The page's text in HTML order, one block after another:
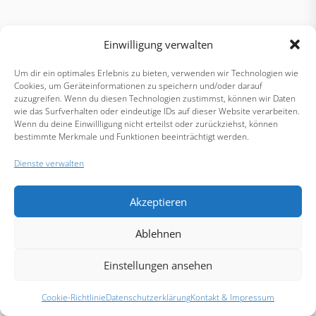
Einwilligung verwalten
Um dir ein optimales Erlebnis zu bieten, verwenden wir Technologien wie
Cookies, um Geräteinformationen zu speichern und/oder darauf
zuzugreifen. Wenn du diesen Technologien zustimmst, können wir Daten
wie das Surfverhalten oder eindeutige IDs auf dieser Website verarbeiten.
Wenn du deine Einwillligung nicht erteilst oder zurückziehst, können
bestimmte Merkmale und Funktionen beeinträchtigt werden.
Dienste verwalten
Akzeptieren
Ablehnen
Einstellungen ansehen
Cookie-RichtlinieDatenschutzerklärungKontakt & Impressum